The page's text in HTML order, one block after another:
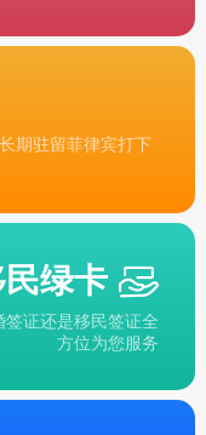
期驻留菲律宾打下
绿卡
证还是移民签证全
方位为您服务